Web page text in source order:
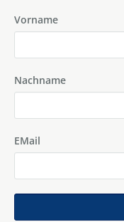
Vorname
Nachname
EMail